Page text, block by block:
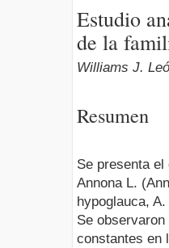
Estudio
de la
Williams J.
Resumen
Se presenta
Annona L.
hypoglauca,
Se
constantes en